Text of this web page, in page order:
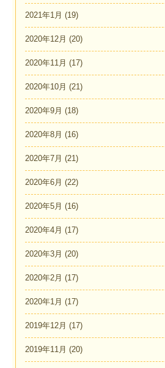
2021年1月 (19)
2020年12月 (20)
2020年11月 (17)
2020年10月 (21)
2020年9月 (18)
2020年8月 (16)
2020年7月 (21)
2020年6月 (22)
2020年5月 (16)
2020年4月 (17)
2020年3月 (20)
2020年2月 (17)
2020年1月 (17)
2019年12月 (17)
2019年11月 (20)